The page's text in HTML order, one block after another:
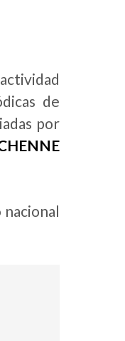
de
por